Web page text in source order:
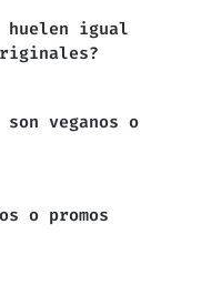
huelen igual
son veganos o
o promos